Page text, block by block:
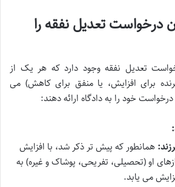
درخواست تعدیل نفقه را
تعدیل نفقه وجود دارد که هر یک از
برای افزایش، یا منفق برای کاهش) می
درخواست خود را به دادگاه ارائه دهند:
همانطور که پیش تر ذکر شد، با افزایش
او (تحصیلی، تفریحی، پوشاک و غیره) به
می یابد.